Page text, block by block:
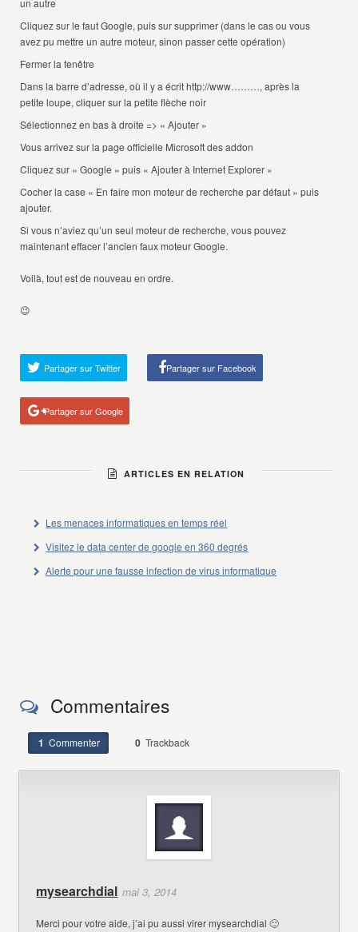
un autre
Cliquez sur le faut Google, puis sur supprimer (dans le cas ou vous
avez pu mettre un autre moteur, sinon passer cette opération)
Fermer la fenêtre
Dans la barre d’adresse, où il y a écrit http://www………, après la
petite loupe, cliquer sur la petite flèche noir
Sélectionnez en bas à droite => « Ajouter »
Vous arrivez sur la page officielle Microsoft des addon
Cliquez sur « Google » puis « Ajouter à Internet Explorer »
Cocher la case « En faire mon moteur de recherche par défaut » puis
ajouter.
Si vous n’aviez qu’un seul moteur de recherche, vous pouvez
maintenant effacer l’ancien faux moteur Google.
Voilà, tout est de nouveau en ordre.
😉
Partager sur Twitter Partager sur Facebook
Partager sur Google
ARTICLES EN RELATION
Les menaces informatiques en temps réel
Visitez le data center de google en 360 degrés
Alerte pour une fausse infection de virus informatique
Commentaires
1 Commenter 0 Trackback
mysearchdial mai 3, 2014
Merci pour votre aide, j’ai pu aussi virer mysearchdial 🙂